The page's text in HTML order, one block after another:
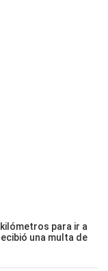
para ir a
una multa de